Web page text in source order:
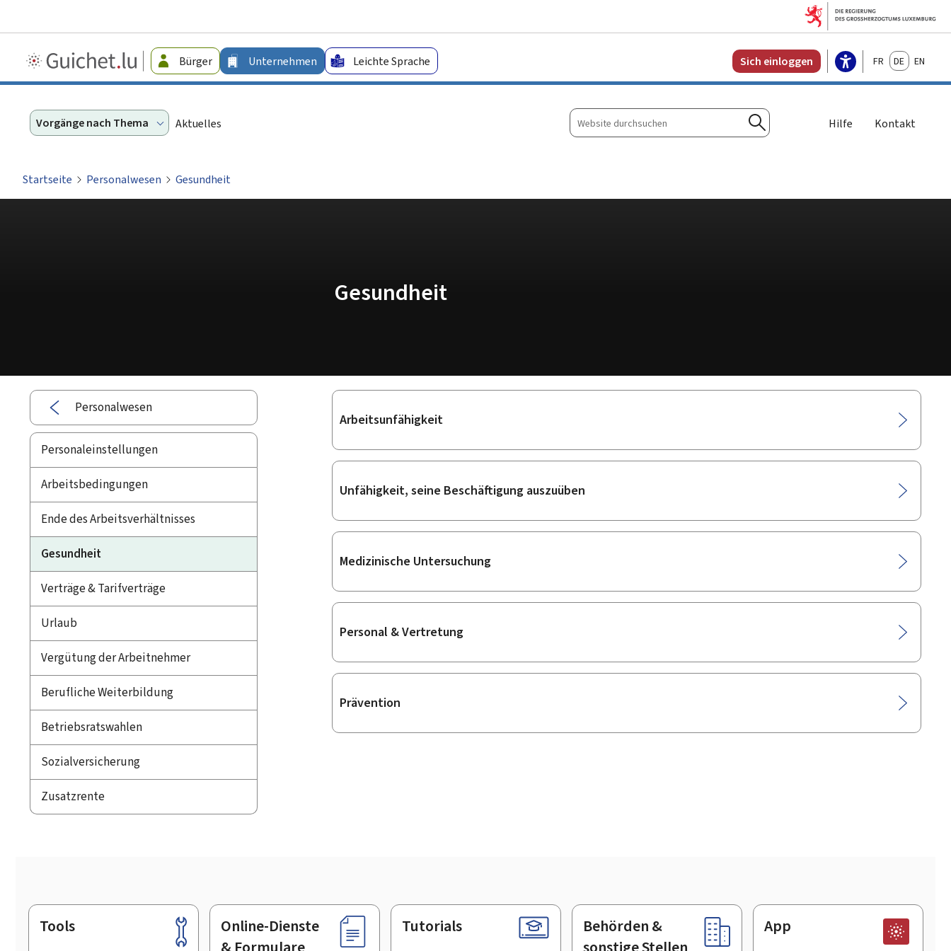
Guichet.lu
-
Bürger Unternehmen Leichte Sprache Sich einloggen FrançaisDeutschEnglish
Vorgänge nach Thema Aktuelles
Website
durchsuchen
Suchen
Hilfe Kontakt
Startseite Personalwesen Gesundheit
Gesundheit
Personalwesen
Personaleinstellungen
Arbeitsbedingungen
Ende des Arbeitsverhältnisses
Gesundheit
Verträge & Tarifverträge
Urlaub
Vergütung der Arbeitnehmer
Berufliche Weiterbildung
Betriebsratswahlen
Sozialversicherung
Zusatzrente
Unterrubriken
Arbeitsunfähigkeit
Unfähigkeit, seine Beschäftigung auszuüben
Medizinische Untersuchung
Personal & Vertretung
Prävention
Footer
Tools
Online-Dienste
Tutorials
Behörden &
App